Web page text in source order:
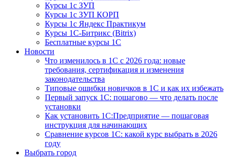
Курсы 1с ЗУП
Курсы 1с ЗУП КОРП
Курсы 1с Яндекс Практикум
Курсы 1С-Битрикс (Bitrix)
Бесплатные курсы 1С
Новости
Что изменилось в 1С с 2026 года: новые
требования, сертификация и изменения
законодательства
Типовые ошибки новичков в 1С и как их избежать
Первый запуск 1С: пошагово — что делать после
установки
Как установить 1С:Предприятие — пошаговая
инструкция для начинающих
Сравнение курсов 1С: какой курс выбрать в 2026
году
Выбрать город